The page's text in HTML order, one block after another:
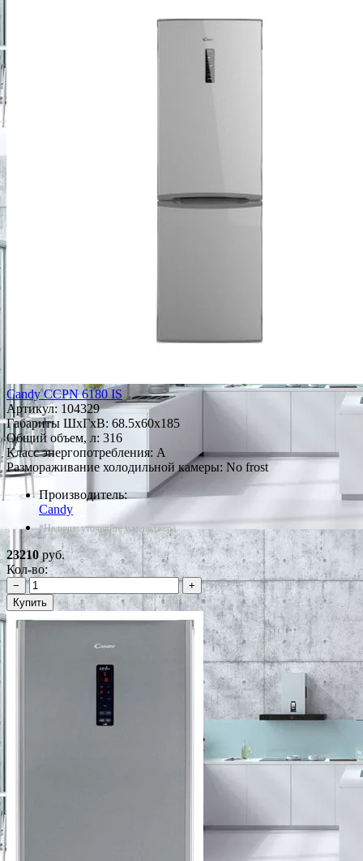
Candy CCPN 6180 IS
Артикул: 104329
Габариты ШxГxВ: 68.5x60x185
Общий объем, л: 316
Класс энергопотребления: A
Размораживание холодильной камеры: No frost
Производитель:
Candy
*Наличие уточняйте у менеджера
23210руб.
Кол-во:
−
+
Купить